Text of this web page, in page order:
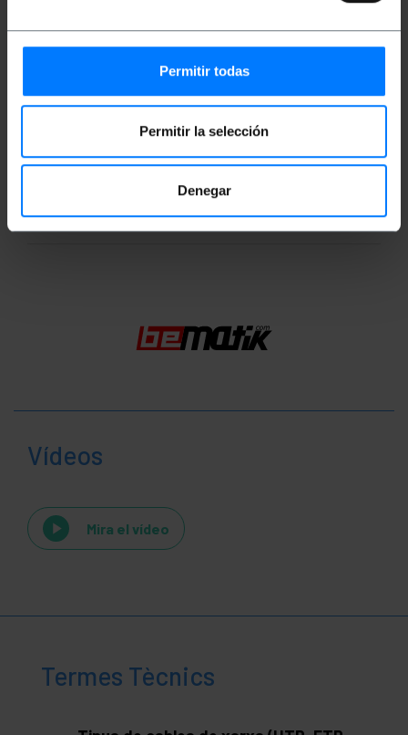
Permitir todas
Permitir la selección
Denegar
Mides i pesos
Pes brut: 176 g
Mides del producte (ample x profunditat x
alçada): 13.0 x 12.0 x 4.0 cm
Mides del paquet: 13.0 x 12.0 x 4.0 cm
Classificació
Vídeos
Mira el vídeo
Termes Tècnics